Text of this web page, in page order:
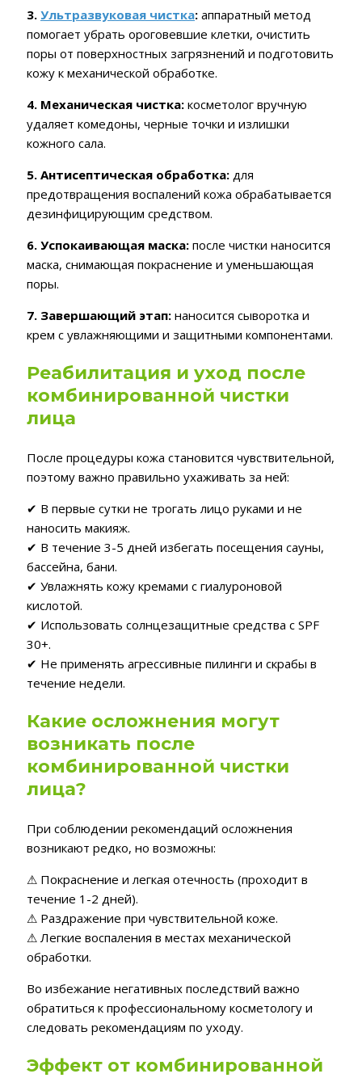
3. Ультразвуковая чистка: аппаратный метод
помогает убрать ороговевшие клетки, очистить
поры от поверхностных загрязнений и подготовить
кожу к механической обработке.
4. Механическая чистка: косметолог вручную
удаляет комедоны, черные точки и излишки
кожного сала.
5. Антисептическая обработка: для
предотвращения воспалений кожа обрабатывается
дезинфицирующим средством.
6. Успокаивающая маска: после чистки наносится
маска, снимающая покраснение и уменьшающая
поры.
7. Завершающий этап: наносится сыворотка и
крем с увлажняющими и защитными компонентами.
Реабилитация и уход после
комбинированной чистки
лица
После процедуры кожа становится чувствительной,
поэтому важно правильно ухаживать за ней:
✔ В первые сутки не трогать лицо руками и не
наносить макияж.
✔ В течение 3-5 дней избегать посещения сауны,
бассейна, бани.
✔ Увлажнять кожу кремами с гиалуроновой
кислотой.
✔ Использовать солнцезащитные средства с SPF
30+.
✔ Не применять агрессивные пилинги и скрабы в
течение недели.
Какие осложнения могут
возникать после
комбинированной чистки
лица?
При соблюдении рекомендаций осложнения
возникают редко, но возможны:
⚠ Покраснение и легкая отечность (проходит в
течение 1-2 дней).
⚠ Раздражение при чувствительной коже.
⚠ Легкие воспаления в местах механической
обработки.
Во избежание негативных последствий важно
обратиться к профессиональному косметологу и
следовать рекомендациям по уходу.
Эффект от комбинированной